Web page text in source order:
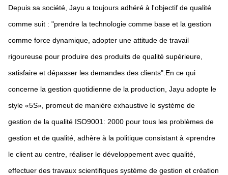
Depuis sa société, Jayu a toujours adhéré à l'objectif de qualité
comme suit : "prendre la technologie comme base et la gestion
comme force dynamique, adopter une attitude de travail
rigoureuse pour produire des produits de qualité supérieure,
satisfaire et dépasser les demandes des clients".En ce qui
concerne la gestion quotidienne de la production, Jayu adopte le
style «5S», promeut de manière exhaustive le système de
gestion de la qualité ISO9001: 2000 pour tous les problèmes de
gestion et de qualité, adhère à la politique consistant à «prendre
le client au centre, réaliser le développement avec qualité,
effectuer des travaux scientifiques système de gestion et création